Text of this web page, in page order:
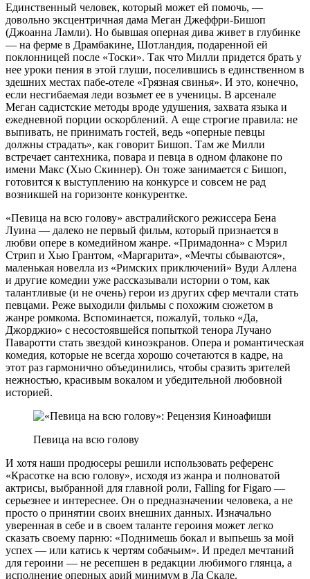
Единственный человек, который может ей помочь, —
довольно эксцентричная дама Меган Джеффри-Бишоп
(Джоанна Ламли). Но бывшая оперная дива живет в глубинке
— на ферме в Драмбакине, Шотландия, подаренной ей
поклонницей после «Тоски». Так что Милли придется брать у
нее уроки пения в этой глуши, поселившись в единственном в
здешних местах пабе-отеле «Грязная свинья». И это, конечно,
если несгибаемая леди возьмет ее в ученицы. В арсенале
Меган садистские методы вроде удушения, захвата языка и
ежедневной порции оскорблений. А еще строгие правила: не
выпивать, не принимать гостей, ведь «оперные певцы
должны страдать», как говорит Бишоп. Там же Милли
встречает сантехника, повара и певца в одном флаконе по
имени Макс (Хью Скиннер). Он тоже занимается с Бишоп,
готовится к выступлению на конкурсе и совсем не рад
возникшей на горизонте конкурентке.
«Певица на всю голову» австралийского режиссера Бена
Луина — далеко не первый фильм, который признается в
любви опере в комедийном жанре. «Примадонна» с Мэрил
Стрип и Хью Грантом, «Маргарита», «Мечты сбываются»,
маленькая новелла из «Римских приключений» Вуди Аллена
и другие комедии уже рассказывали истории о том, как
талантливые (и не очень) герои из других сфер мечтали стать
певцами. Реже выходили фильмы с похожим сюжетом в
жанре ромкома. Вспоминается, пожалуй, только «Да,
Джорджио» с несостоявшейся попыткой тенора Лучано
Паваротти стать звездой киноэкранов. Опера и романтическая
комедия, которые не всегда хорошо сочетаются в кадре, на
этот раз гармонично объединились, чтобы сразить зрителей
нежностью, красивым вокалом и убедительной любовной
историей.
Певица на всю голову
И хотя наши продюсеры решили использовать референс
«Красотке на всю голову», исходя из жанра и полноватой
актрисы, выбранной для главной роли, Falling for Figaro —
серьезнее и интереснее. Он о предназначении человека, а не
просто о принятии своих внешних данных. Изначально
уверенная в себе и в своем таланте героиня может легко
сказать своему парню: «Поднимешь бокал и выпьешь за мой
успех — или катись к чертям собачьим». И предел мечтаний
для героини — не ресепшен в редакции любимого глянца, а
исполнение оперных арий минимум в Ла Скале.